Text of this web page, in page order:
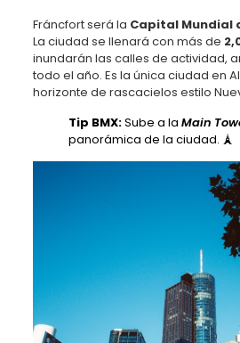
Fráncfort será la Capital Mundial
La ciudad se llenará con más de
inundarán las calles de actividad,
todo el año. Es la única ciudad en
horizonte de rascacielos estilo
Tip BMX:Sube a la Main
panorámica de la ciudad. 🗼